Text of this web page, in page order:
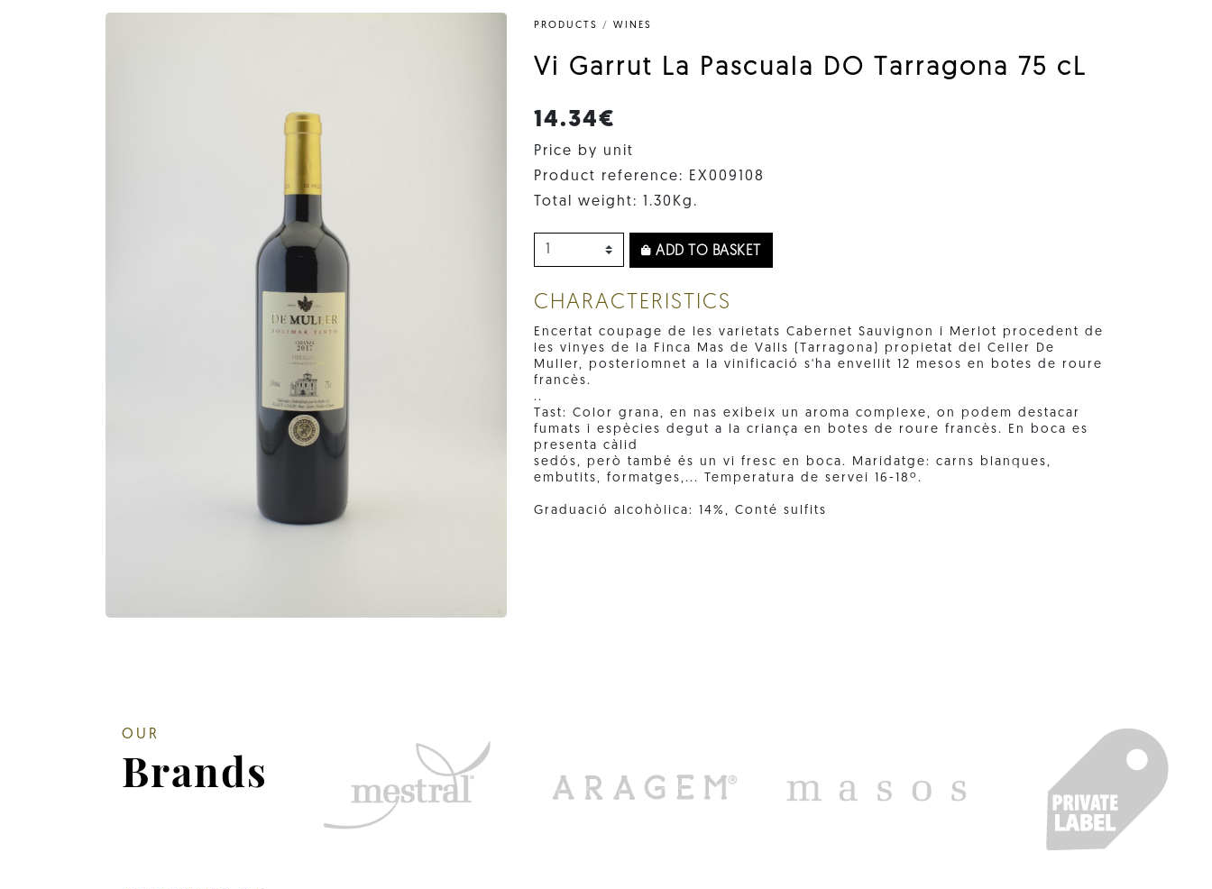
PRODUCTS / WINES
Vi Garrut La Pascuala DO Tarragona 75 cL
14.34€
Price by unit
Product reference: EX009108
Total weight: 1.30Kg.
ADD TO BASKET
CHARACTERISTICS
Encertat coupage de les varietats Cabernet Sauvignon i Merlot procedent de
les vinyes de la Finca Mas de Valls (Tarragona) propietat del Celler De
Muller, posteriomnet a la vinificació s'ha envellit 12 mesos en botes de roure
francès.
..
Tast: Color grana, en nas exibeix un aroma complexe, on podem destacar
fumats i espècies degut a la criança en botes de roure francès. En boca es
presenta càlid
sedós, però també és un vi fresc en boca. Maridatge: carns blanques,
embutits, formatges,... Temperatura de servei 16-18º.
Graduació alcohòlica: 14%, Conté sulfits
OUR
Brands